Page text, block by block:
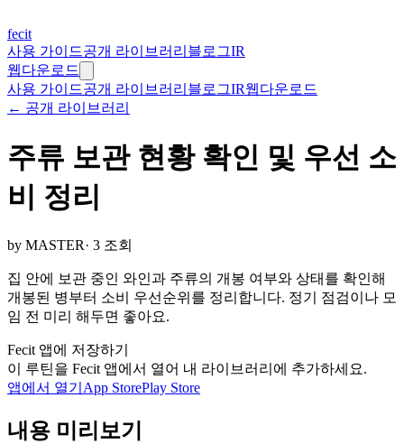
fecit
사용 가이드공개 라이브러리 블로그IR
웹다운로드
사용 가이드공개 라이브러리 블로그IR웹다운로드
← 공개 라이브러리
주류 보관 현황 확인 및 우선 소
비 정리
by MASTER· 3 조회
집 안에 보관 중인 와인과 주류의 개봉 여부와 상태를 확인해
개봉된 병부터 소비 우선순위를 정리합니다. 정기 점검이나 모
임 전 미리 해두면 좋아요.
Fecit 앱에 저장하기
이 루틴을 Fecit 앱에서 열어 내 라이브러리에 추가하세요.
앱에서 열기 App StorePlay Store
내용 미리보기